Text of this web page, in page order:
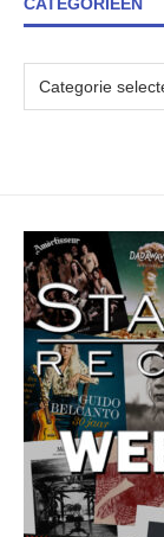
CATEGORIEËN